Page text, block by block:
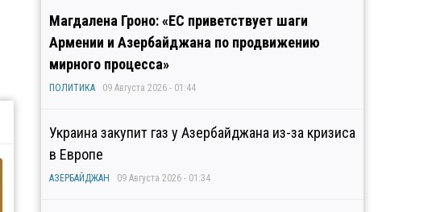
Магдалена Гроно: «ЕС приветствует шаги
Армении и Азербайджана по продвижению
мирного процесса»
ПОЛИТИКА 09 Августа 2026 - 01:44
Украина закупит газ у Азербайджана из-за кризиса
в Европе
АЗЕРБАЙДЖАН 09 Августа 2026 - 01:34